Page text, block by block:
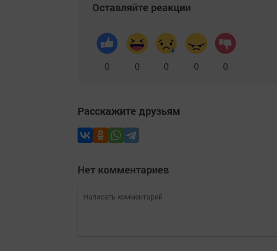
Оставляйте реакции
0 0 0 0 0
Расскажите друзьям
Нет комментариев